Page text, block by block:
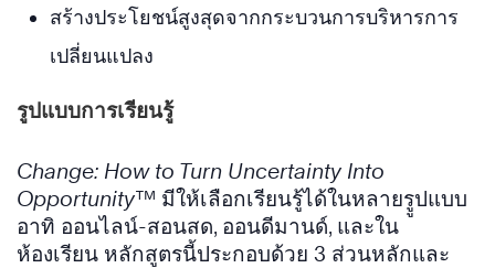
สร้างประโยชน์สูงสุดจากกระบวนการบริหารการ
เปลี่ยนแปลง
รูปแบบการเรียนรู้
Change: How to Turn Uncertainty Into
Opportunity™ มีให้เลือกเรียนรู้ได้ในหลายรููปแบบ
อาทิ ออนไลน์-สอนสด, ออนดีมานด์, และใน
ห้องเรียน หลักสููตรนี้ประกอบด้วย 3 ส่วนหลักและ